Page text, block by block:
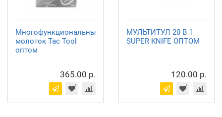
Многофункциональный
молоток Tac Tool
оптом
365.00 р.
МУЛЬТИТУЛ 20 В 1
SUPER KNIFE ОПТОМ
120.00 р.